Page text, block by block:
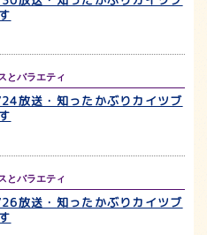
とバラエティ
放送・知ったかぶりカイツブ
とバラエティ
放送・知ったかぶりカイツブ